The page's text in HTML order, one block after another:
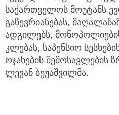
საქართველოს მოუტანს
გაწევრიანებას,
ადგილებს,
კლებას, საპენსიო
ოჯახების შემოსავლების
ლევან ბეჟაშვილმა.